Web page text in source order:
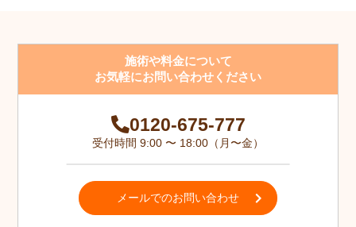
施術や料金について
お気軽にお問い合わせください
0120-675-777
受付時間 9:00 〜 18:00（月〜金）
メールでのお問い合わせ